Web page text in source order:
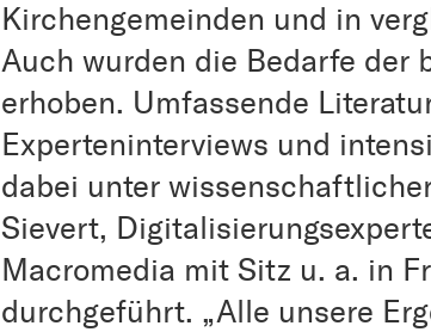
Kirchengemeinden und in
Auch wurden die Bedarfe der
erhoben. Umfassende
Experteninterviews und
dabei unter
Sievert,
Macromedia mit Sitz u. a. in
durchgeführt. „Alle unsere